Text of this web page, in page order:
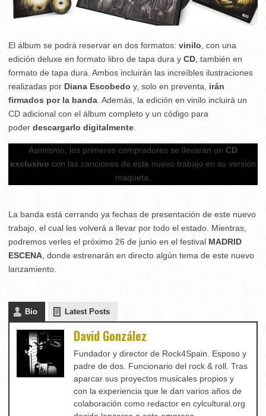
El álbum se podrá reservar en dos formatos: vinilo, con una
edición deluxe en formato libro de tapa dura y CD, también en
formato de tapa dura. Ambos incluirán las increíbles ilustraciones
realizadas por Diana Escobedo y, solo en preventa, irán
firmados por la banda. Además, la edición en vinilo incluirá un
CD adicional con el álbum completo y un código para
poder descargarlo digitalmente.
Asimismo, los primeros compradores se llevarán un CD
exclusivo con las canciones de este nuevo trabajo en su versión
maqueta.
La banda está cerrando ya fechas de presentación de este nuevo
trabajo, el cual les volverá a llevar por todo el estado. Mientras,
podremos verles el próximo 26 de junio en el festival MADRID
ESCENA, donde estrenarán en directo algún tema de este nuevo
lanzamiento.
Bio Latest Posts
David González
Fundador y director de Rock4Spain. Esposo y
padre de dos. Funcionario del rock & roll. Tras
aparcar sus proyectos musicales propios y
con la experiencia que le dan varios años de
colaboración como redactor en cylcultural.org